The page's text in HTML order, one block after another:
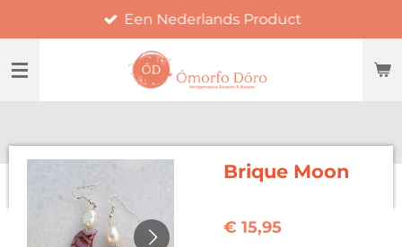
naar
Een Nederlands Product
Brique Moon
€ 15,95